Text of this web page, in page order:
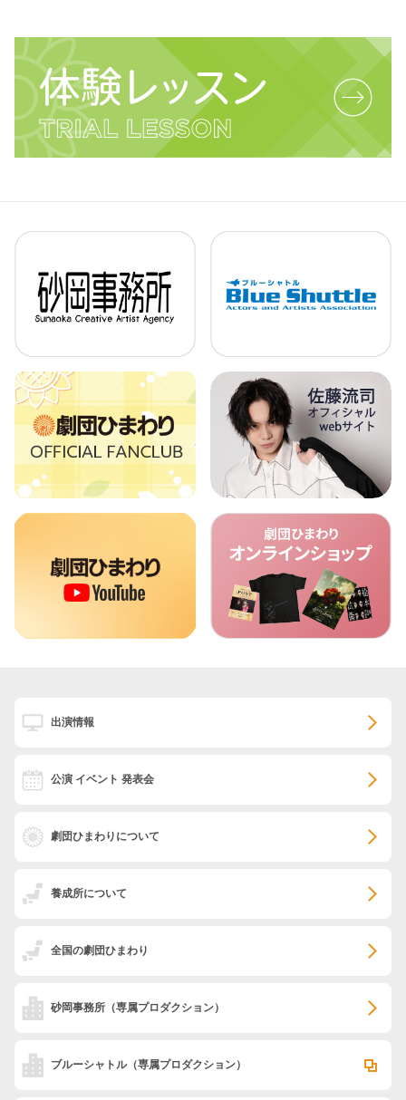
出演情報
公演 イベント 発表会
劇団ひまわりについて
養成所について
全国の劇団ひまわり
砂岡事務所 （専属プロダクション）
ブルーシャトル（専属プロダクション）